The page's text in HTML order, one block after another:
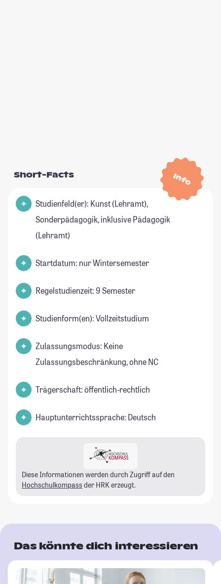
Info
Short-Facts
Studienfeld(er): Kunst (Lehramt),
Sonderpädagogik, inklusive Pädagogik
(Lehramt)
Startdatum: nur Wintersemester
Regelstudienzeit: 9 Semester
Studienform(en): Vollzeitstudium
Zulassungsmodus: Keine
Zulassungsbeschränkung, ohne NC
Trägerschaft: öffentlich-rechtlich
Hauptunterrichtssprache: Deutsch
Diese Informationen werden durch Zugriff auf den
Hochschulkompass der HRK erzeugt.
Das könnte dich interessieren